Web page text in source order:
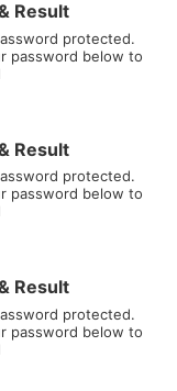
Result
protected.
password below to
Result
protected.
password below to
Result
protected.
password below to